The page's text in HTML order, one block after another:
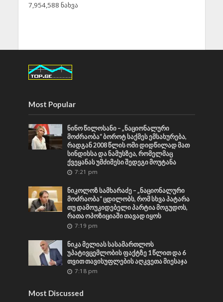
7,954,588 ნახვა
Most Popular
ნინო წილოსანი – „ნაციონალური
მოძრაობა“ ბოროტ საქმეს ემსახურება,
რადგან 2008 წლის ომი დიდწილად მათ
სინდისსა და ნამუსზეა, რომელმაც
ქვეყანას უმძიმესი შედეგი მოუტანა
7:21 pm
ნიკოლოზ სამხარაძე – „ნაციონალური
მოძრაობა“ ცდილობს, რომ სხვა პატარა
თუ დამოუკიდებელი პარტია მოგუდოს,
რათა ოპოზიციაში თავად იყოს
7:19 pm
ნიკა მელიას სასამართლოს
უპატივცემლობის ფაქტზე 1 წლით და 6
თვით თავისუფლების აღკვეთა მიესაჯა
7:18 pm
Most Discussed